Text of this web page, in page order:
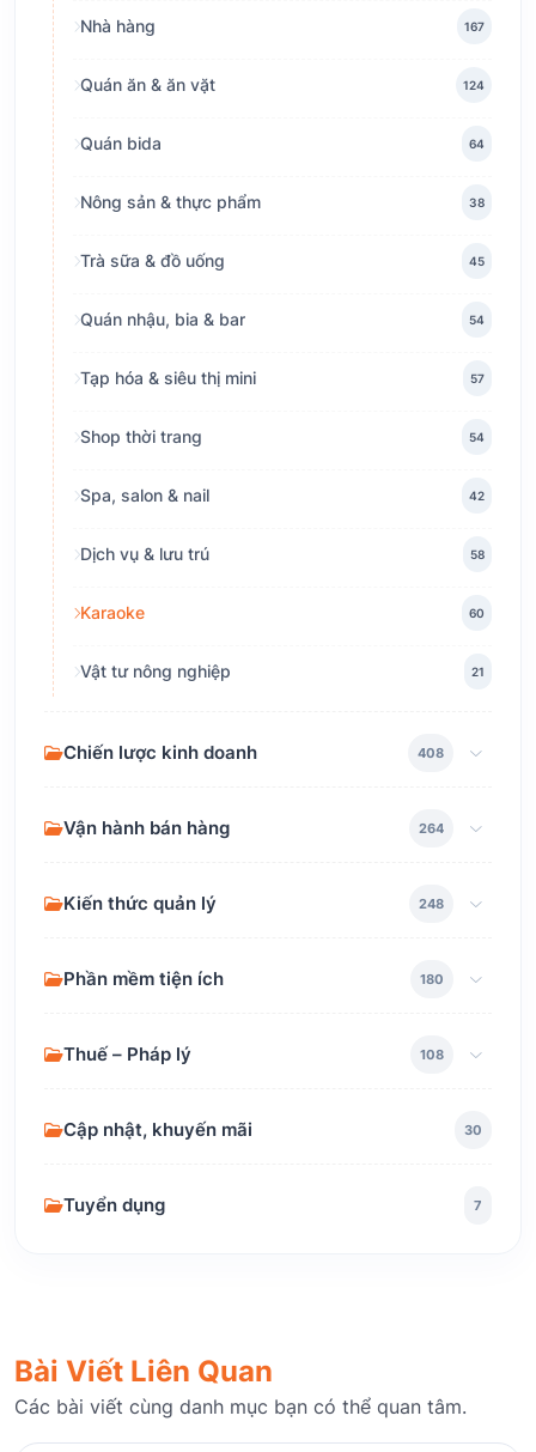
Nhà hàng 167
Quán ăn & ăn vặt 124
Quán bida 64
Nông sản & thực phẩm 38
Trà sữa & đồ uống 45
Quán nhậu, bia & bar 54
Tạp hóa & siêu thị mini 57
Shop thời trang 54
Spa, salon & nail 42
Dịch vụ & lưu trú 58
Karaoke 60
Vật tư nông nghiệp 21
Chiến lược kinh doanh 408
Vận hành bán hàng 264
Kiến thức quản lý 248
Phần mềm tiện ích 180
Thuế – Pháp lý 108
Cập nhật, khuyến mãi 30
Tuyển dụng 7
Bài Viết Liên Quan
Các bài viết cùng danh mục bạn có thể quan tâm.